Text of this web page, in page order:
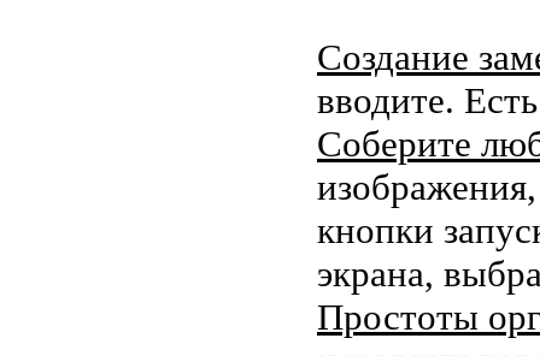
Создание
вводите.
Соберите
кнопки
экрана,
Простоты